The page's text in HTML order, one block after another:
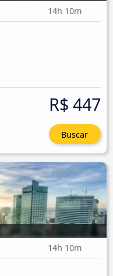
14h 10m
R$ 447
Buscar
14h 10m